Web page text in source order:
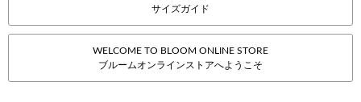
サイズガイド
WELCOME TO BLOOM ONLINE STORE
ブルームオンラインストアへようこそ